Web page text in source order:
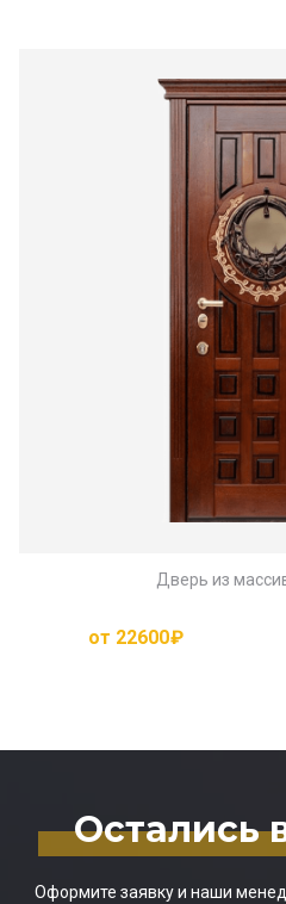
Дверь из
от 22600₽
Остались
Оформите заявку и наши